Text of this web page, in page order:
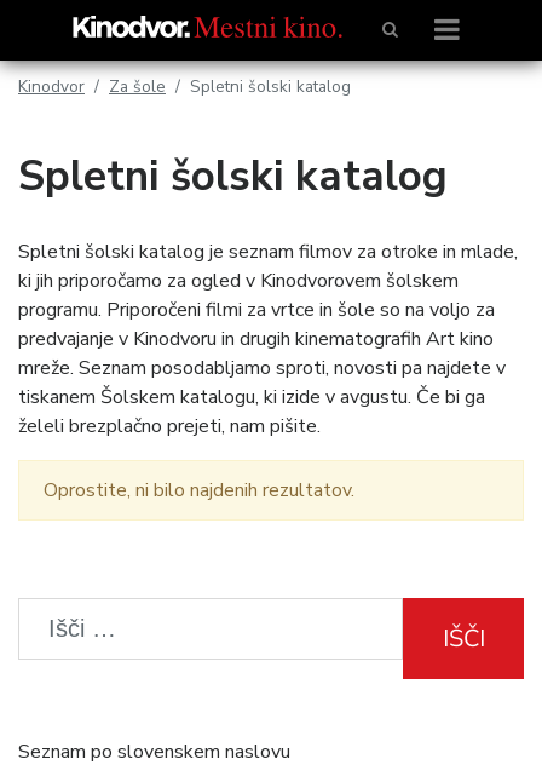
Kinodvor Za šole Spletni šolski katalog
Spletni šolski katalog
Spletni šolski katalog je seznam filmov za otroke in mlade,
ki jih priporočamo za ogled v Kinodvorovem šolskem
programu. Priporočeni filmi za vrtce in šole so na voljo za
predvajanje v Kinodvoru in drugih kinematografih Art kino
mreže. Seznam posodabljamo sproti, novosti pa najdete v
tiskanem Šolskem katalogu, ki izide v avgustu. Če bi ga
želeli brezplačno prejeti, nam pišite.
Oprostite, ni bilo najdenih rezultatov.
IŠČI
Seznam po slovenskem naslovu